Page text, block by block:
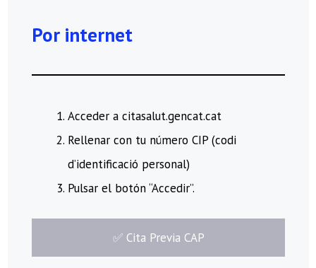
Por internet
Acceder a citasalut.gencat.cat
Rellenar con tu número CIP (codi
d’identificació personal)
Pulsar el botón “Accedir”.
​✅​ Cita Previa CAP